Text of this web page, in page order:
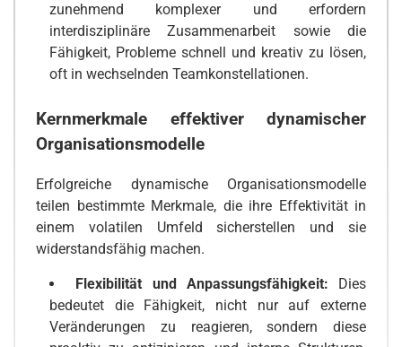
zunehmend komplexer und erfordern
interdisziplinäre Zusammenarbeit sowie die
Fähigkeit, Probleme schnell und kreativ zu lösen,
oft in wechselnden Teamkonstellationen.
Kernmerkmale effektiver dynamischer
Organisationsmodelle
Erfolgreiche dynamische Organisationsmodelle
teilen bestimmte Merkmale, die ihre Effektivität in
einem volatilen Umfeld sicherstellen und sie
widerstandsfähig machen.
Flexibilität und Anpassungsfähigkeit: Dies
bedeutet die Fähigkeit, nicht nur auf externe
Veränderungen zu reagieren, sondern diese